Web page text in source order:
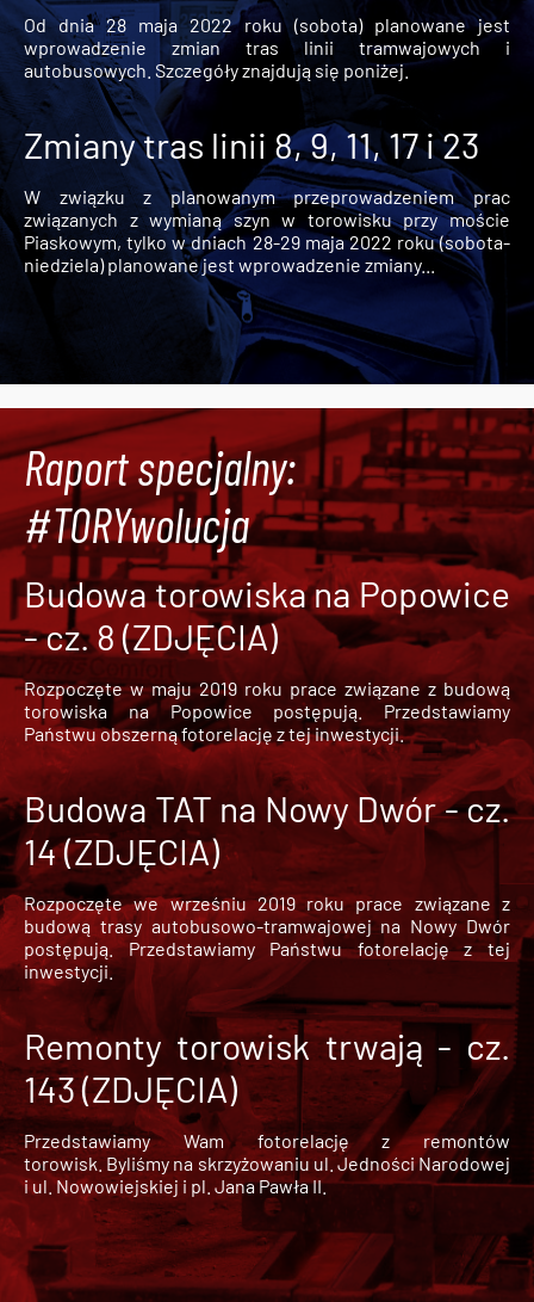
Od dnia 28 maja 2022 roku (sobota) planowane jest
wprowadzenie zmian tras linii tramwajowych i
autobusowych. Szczegóły znajdują się poniżej.
Zmiany tras linii 8, 9, 11, 17 i 23
W związku z planowanym przeprowadzeniem prac
związanych z wymianą szyn w torowisku przy moście
Piaskowym, tylko w dniach 28-29 maja 2022 roku (sobota-
niedziela) planowane jest wprowadzenie zmiany...
Raport specjalny:
#TORYwolucja
Budowa torowiska na Popowice
- cz. 8 (ZDJĘCIA)
Rozpoczęte w maju 2019 roku prace związane z budową
torowiska na Popowice
postępują. Przedstawiamy
Państwu obszerną fotorelację z tej inwestycji.
Budowa TAT na Nowy Dwór - cz.
14 (ZDJĘCIA)
Rozpoczęte we wrześniu 2019 roku prace związane z
budową trasy autobusowo-tramwajowej na Nowy Dwór
postępują. Przedstawiamy Państwu fotorelację z tej
inwestycji.
Remonty torowisk trwają - cz.
143 (ZDJĘCIA)
Przedstawiamy Wam fotorelację z remontów
torowisk. Byliśmy na skrzyżowaniu ul. Jedności Narodowej
i ul. Nowowiejskiej i pl. Jana Pawła II.